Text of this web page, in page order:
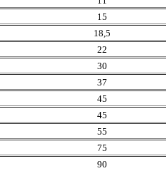
15
18,5
22
30
37
45
45
55
75
90